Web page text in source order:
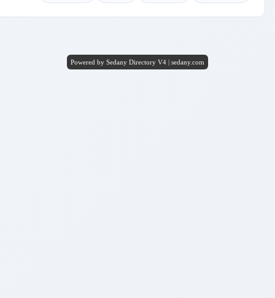
Powered by Sedany Directory V4 | sedany.com